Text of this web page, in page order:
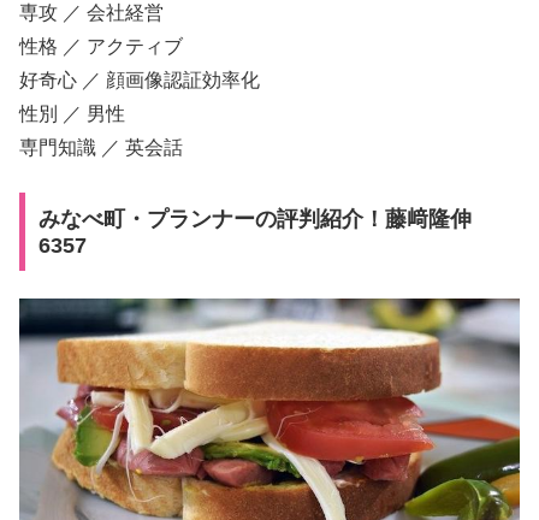
専攻 ／ 会社経営
性格 ／ アクティブ
好奇心 ／ 顔画像認証効率化
性別 ／ 男性
専門知識 ／ 英会話
みなべ町・プランナーの評判紹介！藤﨑隆伸
6357